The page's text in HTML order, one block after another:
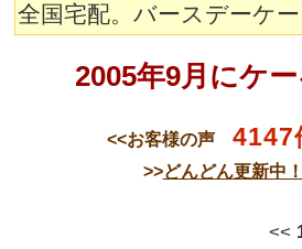
全国宅配。バースデーケ
2005年9月にケ
<<お客様の声 4147
>>どんどん更新中
<<